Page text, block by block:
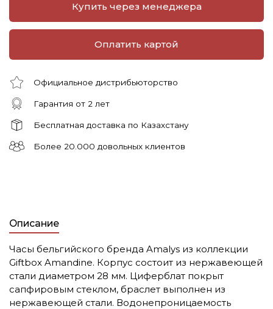
Купить через менеджера
Оплатить картой
Официальное дистрибьюторство
Гарантия от 2 лет
Бесплатная доставка по Казахстану
Более 20.000 довольных клиентов
Описание
Часы бельгийского бренда Amalys из коллекции
Giftbox Amandine. Корпус состоит из нержавеющей
стали диаметром 28 мм. Циферблат покрыт
сапфировым стеклом, браслет выполнен из
нержавеющей стали. Водонепроницаемость